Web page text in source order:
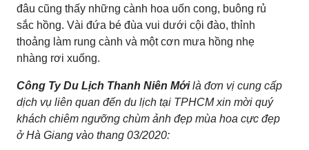
đâu cũng thấy những cành hoa uốn cong, buông rủ
sắc hồng. Vài đứa bé đùa vui dưới cội đào, thỉnh
thoảng làm rung cành và một cơn mưa hồng nhẹ
nhàng rơi xuống.
Công Ty Du Lịch Thanh Niên Mớilà đơn vị cung cấp
dịch vụ liên quan đến du lịch tại TPHCM xin mời quý
khách chiêm ngưỡng chùm ảnh đẹp mùa hoa cực đẹp
ở Hà Giang vào thang 03/2020: